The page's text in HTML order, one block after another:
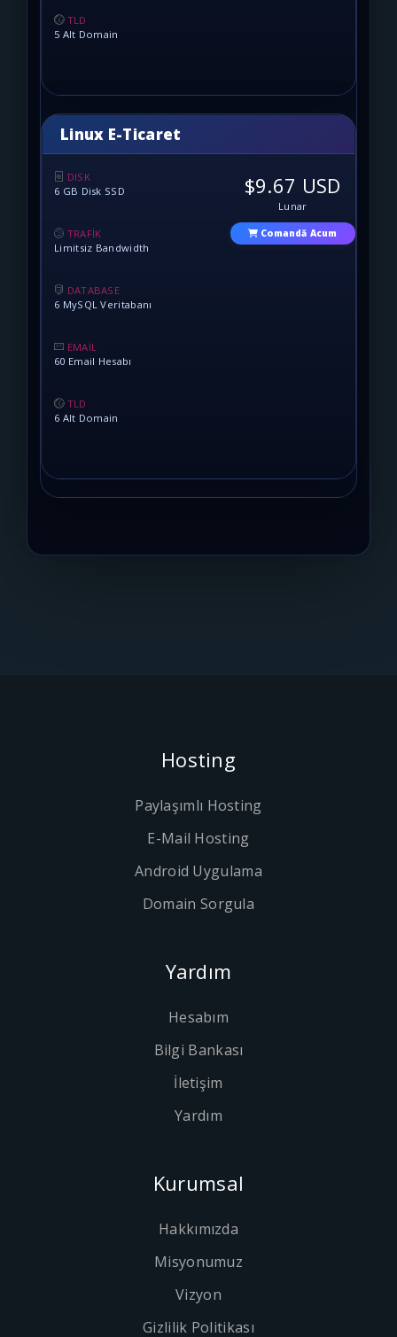
TLD
5 Alt Domain
Linux E-Ticaret
DISK
6 GB Disk SSD
TRAFİK
Limitsiz Bandwidth
DATABASE
6 MySQL Veritabanı
EMAİL
60 Email Hesabı
TLD
6 Alt Domain
$9.67 USD
Lunar
Comandă Acum
Hosting
Paylaşımlı Hosting
E-Mail Hosting
Android Uygulama
Domain Sorgula
Yardım
Hesabım
Bilgi Bankası
İletişim
Yardım
Kurumsal
Hakkımızda
Misyonumuz
Vizyon
Gizlilik Politikası